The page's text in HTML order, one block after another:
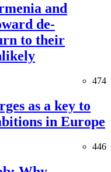
and
de-
to their
474
as a key to
in Europe
446